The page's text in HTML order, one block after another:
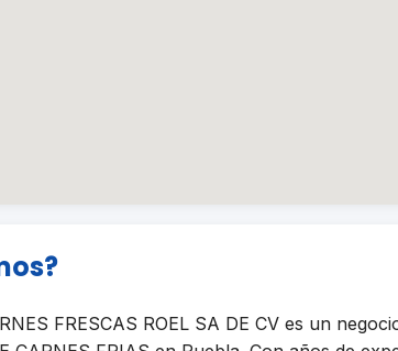
FRESCAS ROEL SA DE CV es un